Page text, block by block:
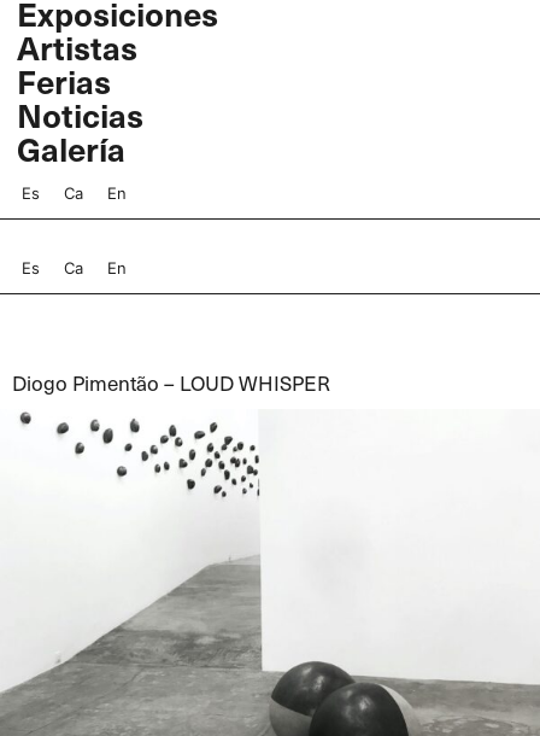
contenido
Exposiciones
Artistas
Ferias
Noticias
Galería
Es Ca En
Es Ca En
Diogo Pimentão – LOUD WHISPER